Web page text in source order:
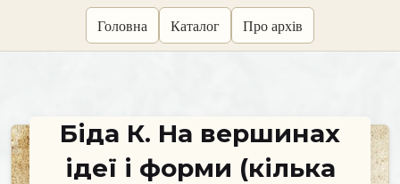
Головна Каталог Про архів
Біда К. На вершинах
ідеї і форми (кілька